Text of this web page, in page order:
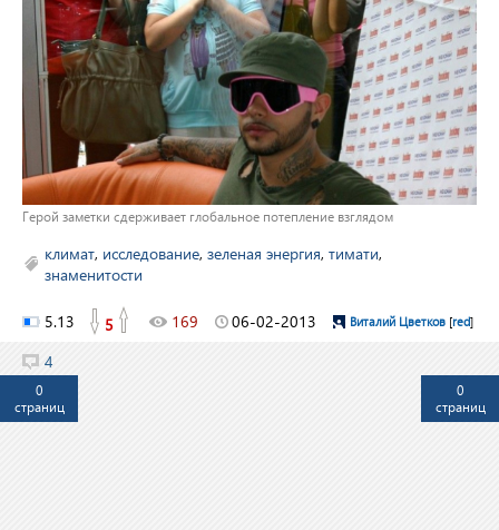
Герой заметки сдерживает глобальное потепление взглядом
климат, исследование, зеленая энергия, тимати,
знаменитости
5.13 5 169 06-02-2013 Виталий Цветков [red]
4
0
страниц
0
страниц